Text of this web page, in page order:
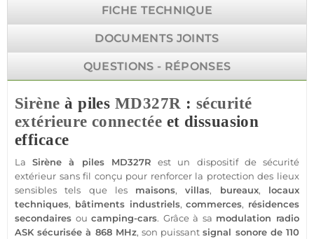
FICHE TECHNIQUE
DOCUMENTS JOINTS
QUESTIONS - RÉPONSES
Sirène à piles MD327R : sécurité
extérieure connectée et dissuasion
efficace
LaSirène à piles MD327R est un dispositif desécurité
extérieur sans fil conçu pour renforcer la protection des lieux
sensibles tels que les maisons,villas, bureaux, locaux
techniques, bâtiments industriels,commerces, résidences
secondaires oucamping-cars. Grâce à sa modulation radio
ASKsécurisée à 868 MHz, son puissantsignal sonore de 110